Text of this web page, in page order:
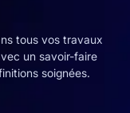
tous vos travaux
un savoir-faire
soignées.